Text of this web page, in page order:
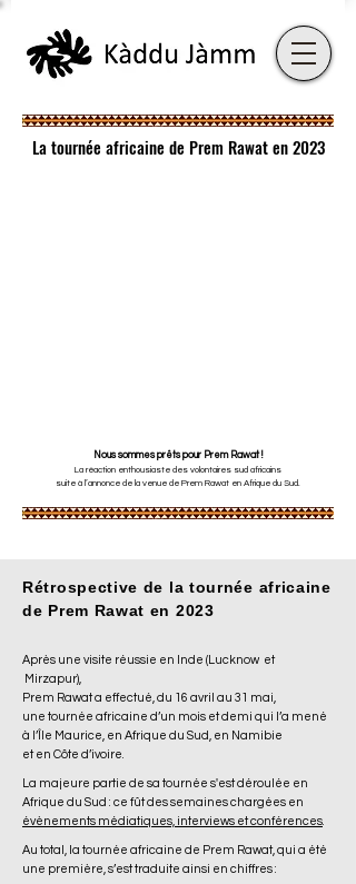
La tournée africaine de Prem Rawat en 2023
Nous sommes prêts pour Prem Rawat !
La réaction enthousiaste des volontaires sud africains
suite à l’annonce de la venue de Prem Rawat en Afrique du Sud.
Rétrospective de la tournée africaine
de Prem Rawat en 2023
Après une visite réussie en Inde ( Lucknow et
Mirzapur),
Prem Rawat a effectué du 16 avril au 31 mai,
une tournée africaine d’un mois et demi qui l’a mené
à l’Île Maurice, en Afrique du Sud, en Namibie
et en Côte d’ivoire.
La majeure partie de sa tournée s'est déroulée en
Afrique du Sud : ce fût des semaines chargées en
évènements médiatiques, interviews et conférences
Au total, la tournée africaine de Prem Rawat, qui a été
une première, s’est traduite ainsi en chiffres :